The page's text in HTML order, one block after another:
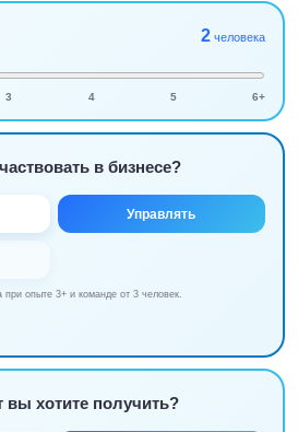
2 человека
3 4 5 6+
в бизнесе?
Управлять
при опыте 3+ и команде от 3 человек.
вы хотите получить?